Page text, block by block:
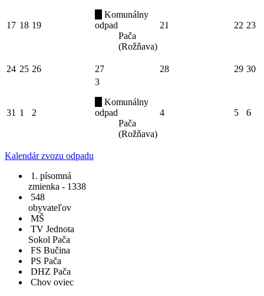
17 18 19
Komunálny
odpad
Pača
(Rožňava)
21 22 23
24 25 26 27 28 29 30
31 1 2
3
Komunálny
odpad
Pača
(Rožňava)
4 5 6
Kalendár zvozu odpadu
1. písomná
zmienka - 1338
548
obyvateľov
MŠ
TV Jednota
Sokol Pača
FS Bučina
PS Pača
DHZ Pača
Chov oviec